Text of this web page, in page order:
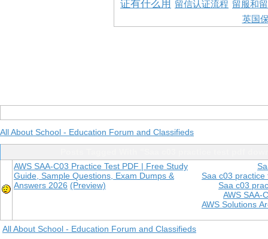
证有什么用 留信认证流程 留服和
英国
All About School - Education Forum and Classifieds
Saa c03
Saa c03
AWS SAA-
AWS Solutions
AWS SAA-C03 Practice Test PDF | Free Study
Guide, Sample Questions, Exam Dumps &
Answers 2026 (Preview)
All About School - Education Forum and Classifieds